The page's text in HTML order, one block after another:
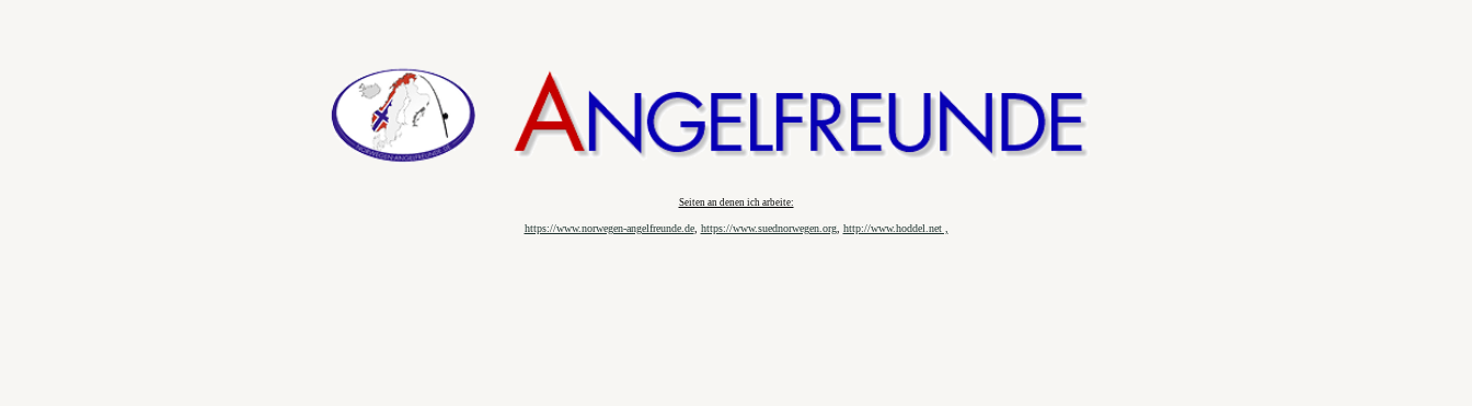
Seiten an denen ich arbeite:
https://www.norwegen-angelfreunde.de, https://www.suednorwegen.org, http://www.hoddel.net ,